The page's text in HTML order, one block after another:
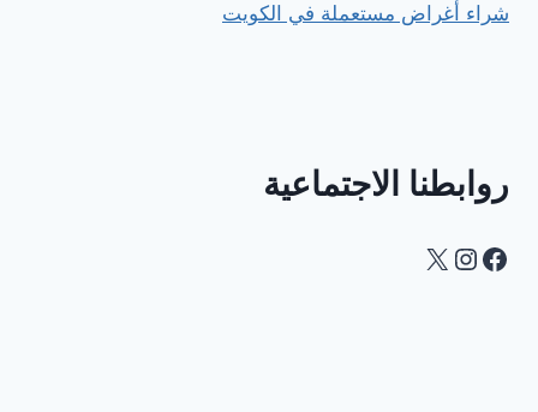
شراء أغراض مستعملة في الكويت
روابطنا الاجتماعية
Facebook
Instagram
X